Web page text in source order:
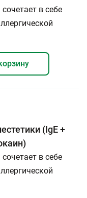
в себе
(IgE +
в себе